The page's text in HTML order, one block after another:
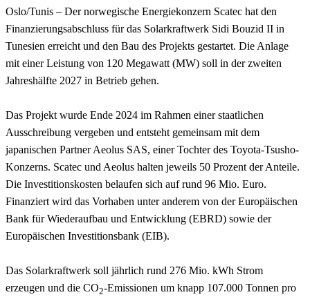
Oslo/Tunis – Der norwegische Energiekonzern Scatec hat den
Finanzierungsabschluss für das Solarkraftwerk Sidi Bouzid II in
Tunesien erreicht und den Bau des Projekts gestartet. Die Anlage
mit einer Leistung von 120 Megawatt (MW) soll in der zweiten
Jahreshälfte 2027 in Betrieb gehen.
Das Projekt wurde Ende 2024 im Rahmen einer staatlichen
Ausschreibung vergeben und entsteht gemeinsam mit dem
japanischen Partner Aeolus SAS, einer Tochter des Toyota-Tsusho-
Konzerns. Scatec und Aeolus halten jeweils 50 Prozent der Anteile.
Die Investitionskosten belaufen sich auf rund 96 Mio. Euro.
Finanziert wird das Vorhaben unter anderem von der Europäischen
Bank für Wiederaufbau und Entwicklung (EBRD) sowie der
Europäischen Investitionsbank (EIB).
Das Solarkraftwerk soll jährlich rund 276 Mio. kWh Strom
erzeugen und die CO2-Emissionen um knapp 107.000 Tonnen pro